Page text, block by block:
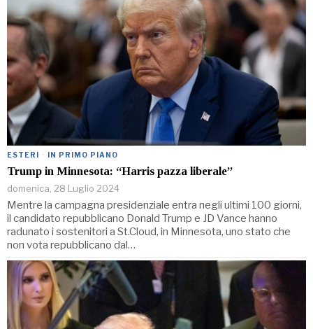
ESTERI · IN PRIMO PIANO
Trump in Minnesota: “Harris pazza liberale”
domenica, 28 Luglio 2024
Mentre la campagna presidenziale entra negli ultimi 100 giorni,
il candidato repubblicano Donald Trump e JD Vance hanno
radunato i sostenitori a St.Cloud, in Minnesota, uno stato che
non vota repubblicano dal…